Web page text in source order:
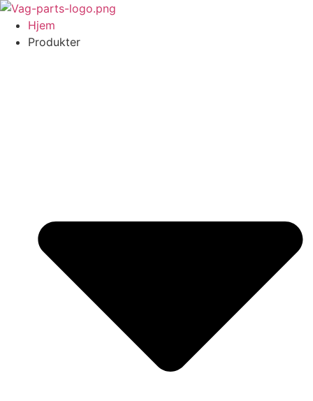
Videre
indhold
Hjem
Produkter